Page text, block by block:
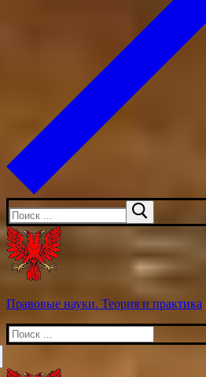
Искать:
Правовые науки. Теория и практика
Искать: